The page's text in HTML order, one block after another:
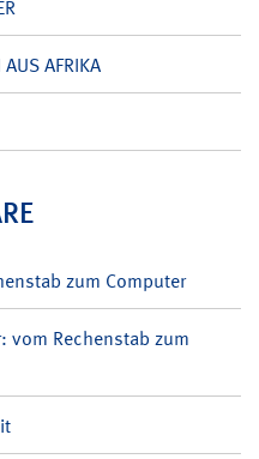
AFRIKA
zum Computer
vom Rechenstab zum